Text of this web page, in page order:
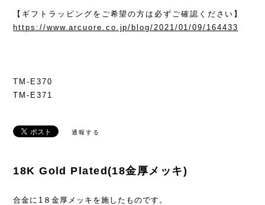
【ギフトラッピングをご希望の方は必ずご確認ください】
https://www.arcuore.co.jp/blog/2021/01/09/164433
TM-E370
TM-E371
通報する
18K Gold Plated(18金厚メッキ)
合金に1８金厚メッキを施したものです。